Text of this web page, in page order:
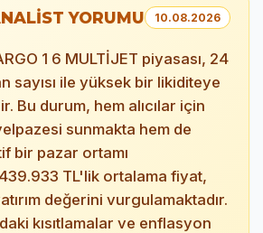
YORUMU 10.08.2026
1 6 MULTİJET piyasası, 24
sayısı ile yüksek bir likiditeye
Bu durum, hem alıcılar için
sunmakta hem de
bir pazar ortamı
TL'lik ortalama fiyat,
değerini vurgulamaktadır.
kısıtlamalar ve enflasyon